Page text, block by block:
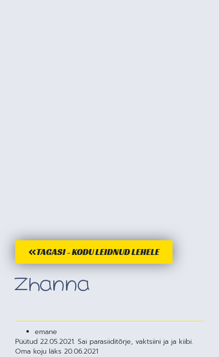
TAGASI - KODU LEIDNUD LEHELE
Zhanna
emane
Püütud 22.05.2021. Sai parasiiditõrje, vaktsiini ja ja kiibi.
Oma koju läks 20.06.2021